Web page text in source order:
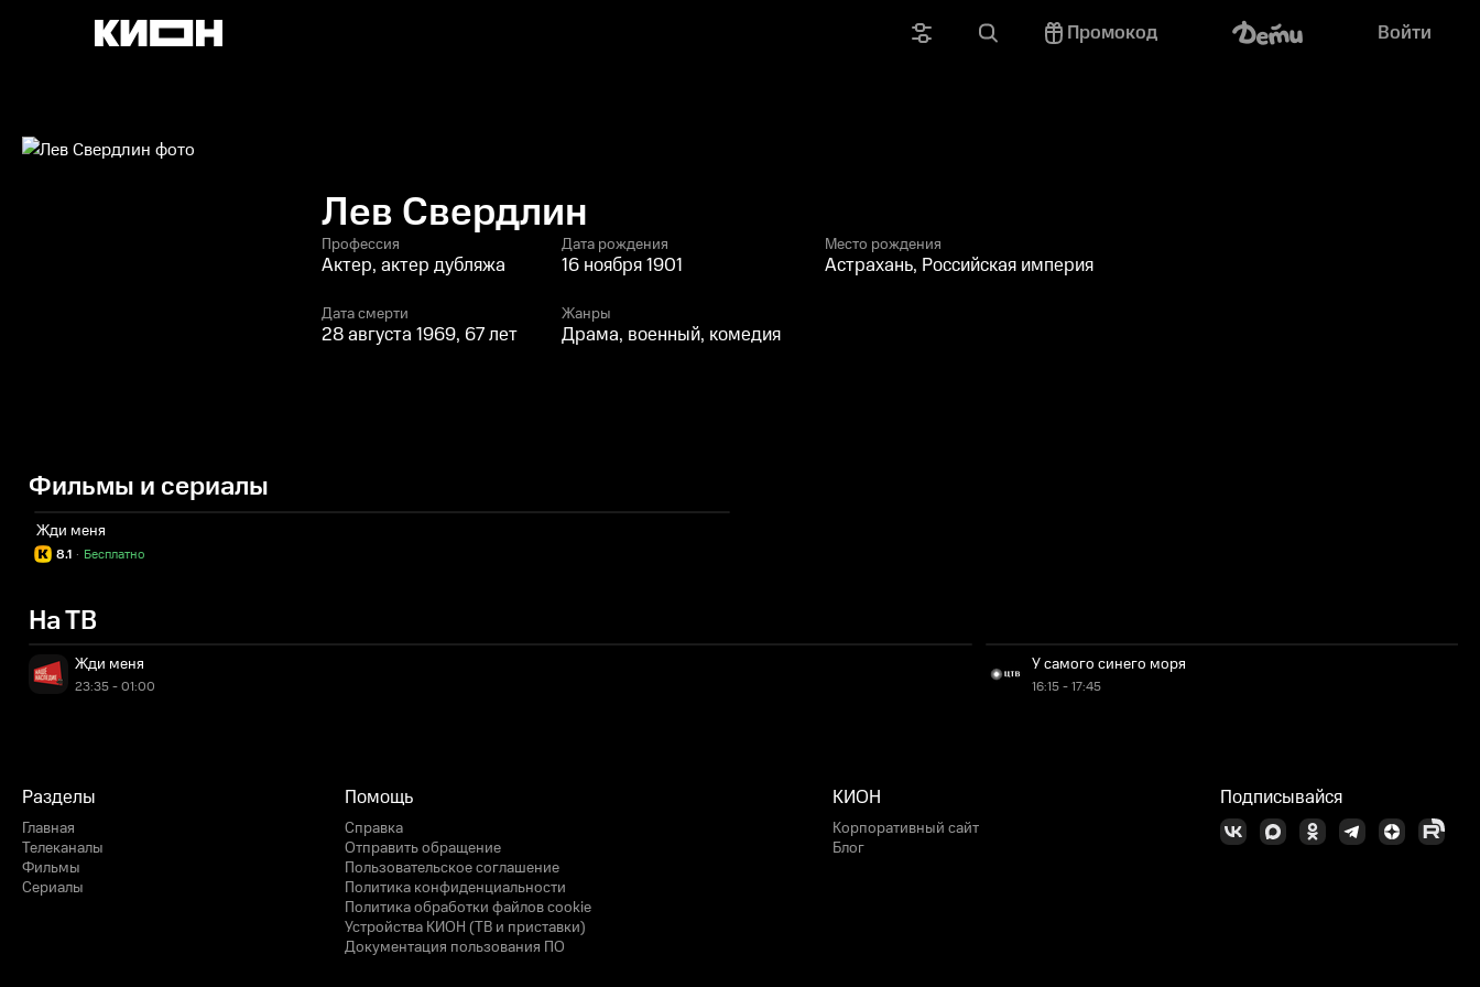
Промокод Войти
Лев Свердлин
Профессия
Актер, актер дубляжа
Дата рождения
16 ноября 1901
Место рождения
Астрахань, Российская империя
Дата смерти
28 августа 1969, 67 лет
Жанры
Драма, военный, комедия
Фильмы и сериалы
Жди меня
8.1 Бесплатно
·
На ТВ
Жди меня
23:35 - 01:00
У самого синего моря
16:15 - 17:45
Разделы
Главная
Телеканалы
Фильмы
Сериалы
Помощь
Справка
Отправить обращение
Пользовательское соглашение
Политика конфиденциальности
Политика обработки файлов cookie
Устройства КИОН (ТВ и приставки)
Документация пользования ПО
КИОН
Корпоративный сайт
Блог
Подписывайся